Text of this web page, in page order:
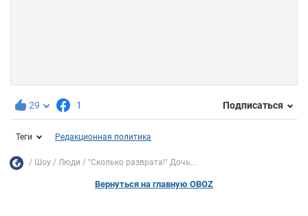
29 1 Подписаться
Теги Редакционная политика
Шоу Люди "Сколько разврата!" Дочь...
Вернуться на главную OBOZ